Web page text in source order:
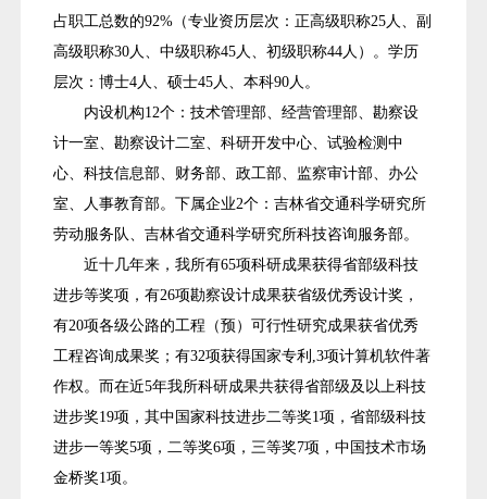
占职工总数的92%（专业资历层次：正高级职称25人、副
高级职称30人、中级职称45人、初级职称44人）。学历
层次：博士4人、硕士45人、本科90人。
内设机构12个：技术管理部、经营管理部、勘察设
计一室、勘察设计二室、科研开发中心、试验检测中
心、科技信息部、财务部、政工部、监察审计部、办公
室、人事教育部。下属企业2个：吉林省交通科学研究所
劳动服务队、吉林省交通科学研究所科技咨询服务部。
近十几年来，我所有65项科研成果获得省部级科技
进步等奖项，有26项勘察设计成果获省级优秀设计奖，
有20项各级公路的工程（预）可行性研究成果获省优秀
工程咨询成果奖；有32项获得国家专利,3项计算机软件著
作权。而在近5年我所科研成果共获得省部级及以上科技
进步奖19项，其中国家科技进步二等奖1项，省部级科技
进步一等奖5项，二等奖6项，三等奖7项，中国技术市场
金桥奖1项。